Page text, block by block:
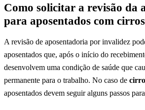
Como solicitar a revisão da
para aposentados com
A revisão de aposentadoria por invalidez
aposentados que, após o início do
desenvolvem uma condição de saúde que
permanente para o trabalho. No caso de
aposentados devem seguir alguns passos